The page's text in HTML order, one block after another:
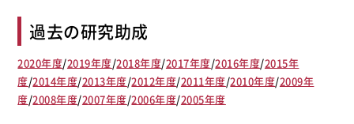
過去の研究助成
2020年度/2019年度/2018年度/2017年度/2016年度/2015年
度/2014年度/2013年度/2012年度/2011年度/2010年度/2009年
度/2008年度/2007年度/2006年度/2005年度